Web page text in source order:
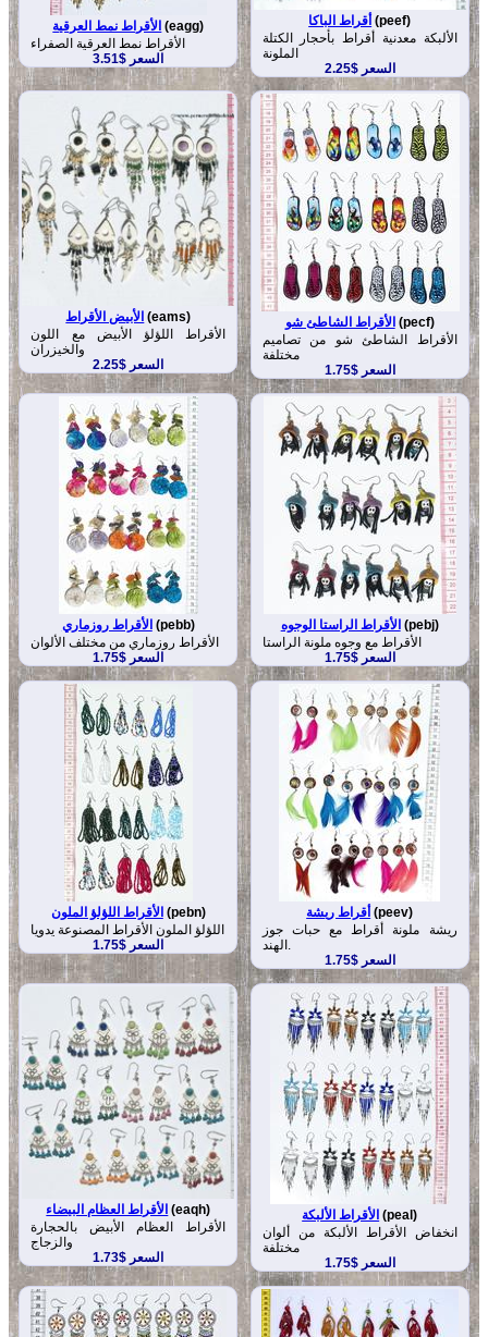
الأقراط نمط العرقية (eagg)
الأقراط نمط العرقية الصفراء
السعر $3.51
أقراط الباكا(peef)
الألبكة معدنية أقراط بأحجار الكتلة
الملونة
السعر $2.25
الأبيض الأقراط (eams)
الأقراط اللؤلؤ الأبيض مع اللون
والخيزران
السعر $2.25
الأقراط الشاطئ شو (pecf)
الأقراط الشاطئ شو من تصاميم
مختلفة
السعر $1.75
الأقراط روزماري (pebb)
الأقراط روزماري من مختلف الألوان
السعر $1.75
الأقراط الراستا الوجوه (pebj)
الأقراط مع وجوه ملونة الراستا
السعر $1.75
الأقراط اللؤلؤ الملون (pebn)
اللؤلؤ الملون الأقراط المصنوعة يدويا
السعر $1.75
أقراط ريشة (peev)
ريشة ملونة أقراط مع حبات جوز
الهند.
السعر $1.75
الأقراط العظام البيضاء (eaqh)
الأقراط العظام الأبيض بالحجارة
والزجاج
السعر $1.73
الأقراط الألبكة (peal)
انخفاض الأقراط الألبكة من ألوان
مختلفة
السعر $1.75